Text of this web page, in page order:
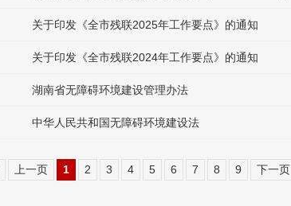
关于印发《全市残联2025年工作要点》的通知
关于印发《全市残联2024年工作要点》的通知
湖南省无障碍环境建设管理办法
中华人民共和国无障碍环境建设法
上一页 1 2 3 4 5 6 7 8 9 下一页